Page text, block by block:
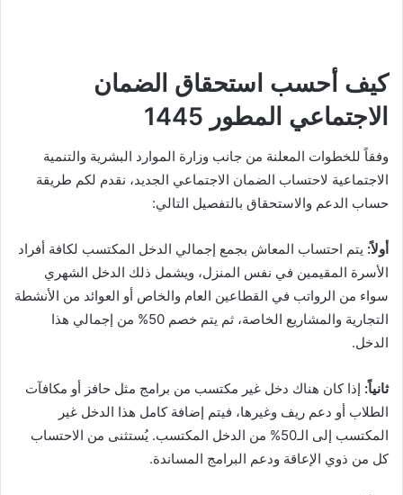
كيف أحسب استحقاق الضمان
الاجتماعي المطور 1445
وفقاً للخطوات المعلنة من جانب وزارة الموارد البشرية والتنمية
الاجتماعية لاحتساب الضمان الاجتماعي الجديد، نقدم لكم طريقة
حساب الدعم والاستحقاق بالتفصيل التالي:
أولاً: يتم احتساب المعاش بجمع إجمالي الدخل المكتسب لكافة أفراد
الأسرة المقيمين في نفس المنزل، ويشمل ذلك الدخل الشهري
سواء من الرواتب في القطاعين العام والخاص أو العوائد من الأنشطة
التجارية والمشاريع الخاصة، ثم يتم خصم 50% من إجمالي هذا
الدخل.
ثانياً: إذا كان هناك دخل غير مكتسب من برامج مثل حافز أو مكافآت
الطلاب أو دعم ريف وغيرها، فيتم إضافة كامل هذا الدخل غير
المكتسب إلى الـ50% من الدخل المكتسب. يُستثنى من الاحتساب
كل من ذوي الإعاقة ودعم البرامج المساندة.